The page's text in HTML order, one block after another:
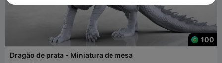
100
Dragão de prata - Miniatura de mesa